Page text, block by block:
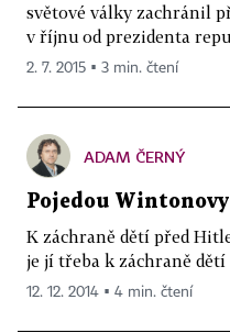
světové války zachránil
v říjnu od prezidenta
2. 7. 2015 ▪ 3 min. čtení
ADAM ČERNÝ
Pojedou
K záchraně dětí před
je jí třeba k záchraně dětí
12. 12. 2014 ▪ 4 min. čtení